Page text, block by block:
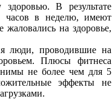
В результате
часов в неделю, имеют
на здоровье,
люди, проводившие на
Плюсы фитнеса
не более чем для 5
эффекты не